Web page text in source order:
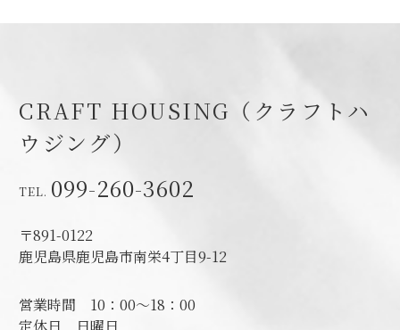
CRAFT HOUSING（クラフトハ
ウジング）
099-260-3602
〒891-0122
鹿児島県鹿児島市南栄4丁目9-12
営業時間 10：00～18：00